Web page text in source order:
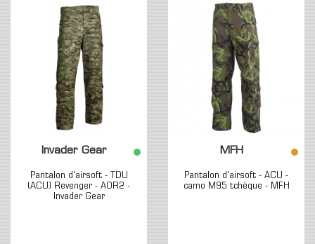
Invader Gear
Pantalon d'airsoft - TDU
(ACU) Revenger - AOR2 -
Invader Gear
MFH
Pantalon d'airsoft - ACU -
camo M95 tchèque - MFH